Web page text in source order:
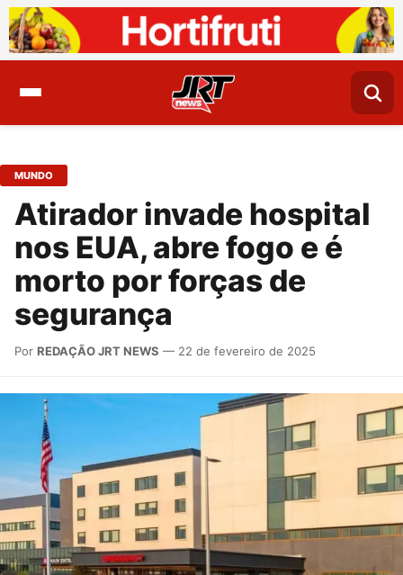
MUNDO
Atirador invade hospital
nos EUA, abre fogo e é
morto por forças de
segurança
Por REDAÇÃO JRT NEWS — 22 de fevereiro de 2025